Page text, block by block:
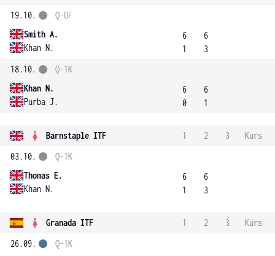
19.10.
Smith A.
Khan N.
Q-OF
6
1
6
3
18.10.
Khan N.
Purba J.
Q-1K
6
0
6
1
Barnstaple ITF 1 2 3
Kurs
03.10.
Thomas E.
Khan N.
Q-1K
6
1
6
3
Granada ITF 1 2 3
Kurs
26.09.
Q-1K